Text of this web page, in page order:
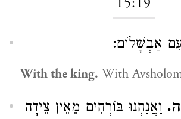
אַבְשָׁלוֹם:
With the king. With
וַאֲנַחְנוּ בּוֹרְחִים מֵאֵין צֵידָה